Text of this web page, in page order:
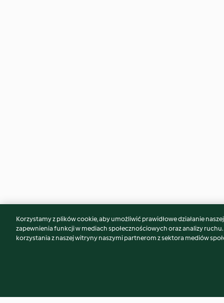
Może spodoba Ci się również...
Korzystamy z plików cookie, aby umożliwić prawidłowe działanie
zapewnienia funkcji w mediach społecznościowych oraz analizy
korzystania z naszej witryny naszymi partnerom z sektora mediów